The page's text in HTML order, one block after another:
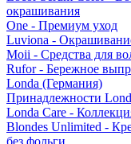
окрашивания
One - Премиум уход
Luviona -
Moii - Средства для
Rufor - Бережное
Londa (Германия)
Принадлежности
Londa Care -
Blondes Unlimited -
без фольги